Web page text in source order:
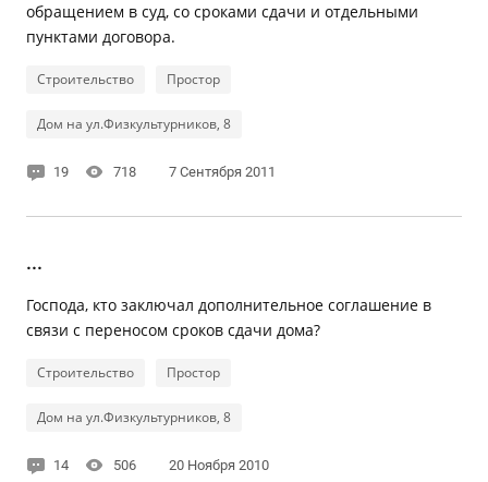
обращением в суд, со сроками сдачи и отдельными
пунктами договора.
Строительство Простор
Дом на ул.Физкультурников, 8
19 718 7 Сентября 2011
...
Господа, кто заключал дополнительное соглашение в
связи с переносом сроков сдачи дома?
Строительство Простор
Дом на ул.Физкультурников, 8
14 506 20 Ноября 2010